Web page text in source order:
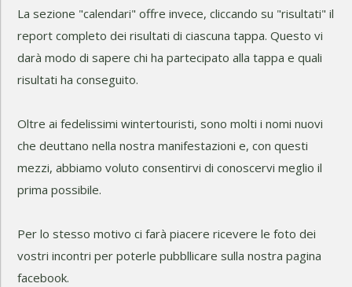
La sezione "calendari" offre invece, cliccando su "risultati" il
report completo dei risultati di ciascuna tappa. Questo vi
darà modo di sapere chi ha partecipato alla tappa e quali
risultati ha conseguito.
Oltre ai fedelissimi wintertouristi, sono molti i nomi nuovi
che deuttano nella nostra manifestazioni e, con questi
mezzi, abbiamo voluto consentirvi di conoscervi meglio il
prima possibile.
Per lo stesso motivo ci farà piacere ricevere le foto dei
vostri incontri per poterle pubbllicare sulla nostra pagina
facebook.